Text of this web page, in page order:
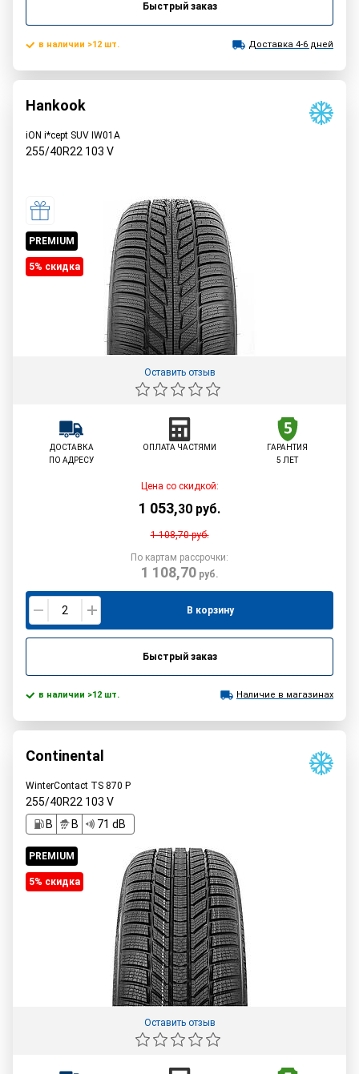
Быстрый заказ
в наличии >12 шт. Доставка 4-6 дней
Hankook
iON i*cept SUV IW01A
255/40R22 103 V
PREMIUM
5% cкидка
Оставить отзыв
ДОСТАВКА
ПО АДРЕСУ
ОПЛАТА ЧАСТЯМИ
ГАРАНТИЯ
5 ЛЕТ
Цена со скидкой:
1 053,30 руб.
1 108,70руб.
По картам рассрочки:
1 108,70руб.
В корзину
Быстрый заказ
в наличии >12 шт. Наличие в магазинах
Continental
WinterContact TS 870 P
255/40R22 103 V
B
B 71 dB
PREMIUM
5% cкидка
Оставить отзыв